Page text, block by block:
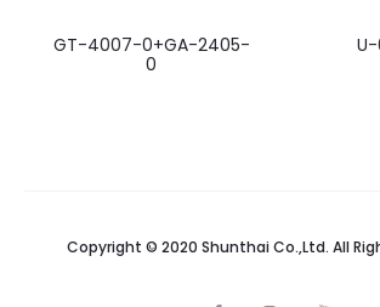
GT-4007-0+GA-2405-
0
Copyright © 2020 Shunthai Co.,Ltd. All